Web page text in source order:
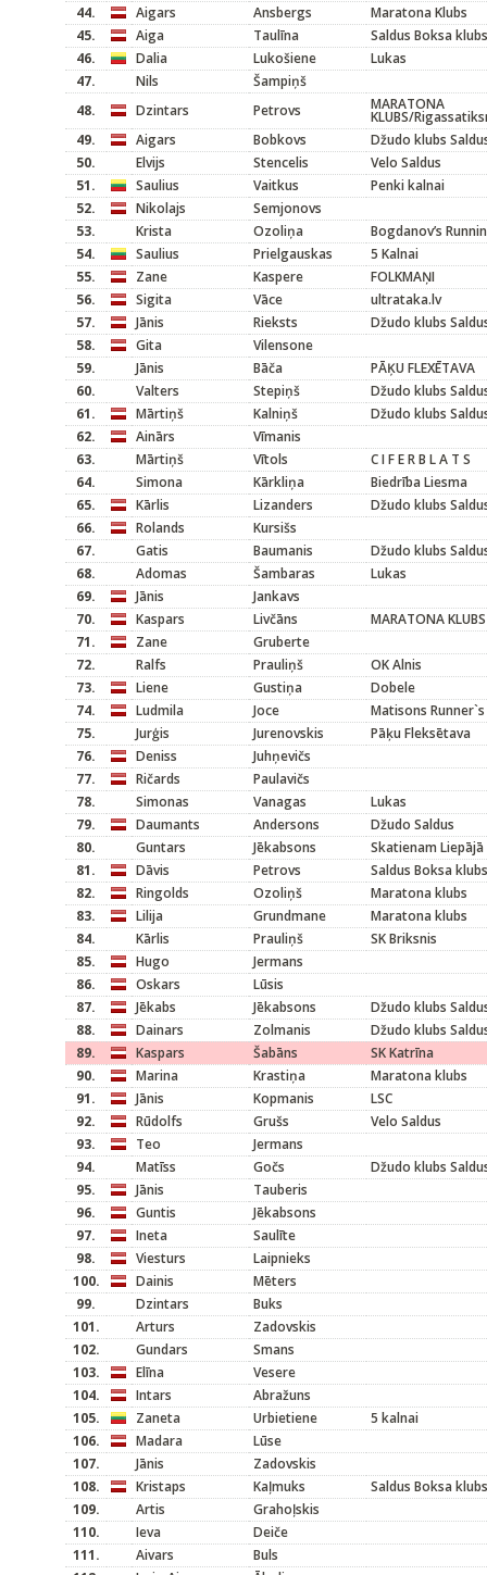
44.
Aigars Ansbergs
Maratona Klubs
45.
Aiga Taulīna
Saldus Boksa klubs
46.
Dalia Lukošiene
Lukas
47.
Nils
Šampiņš
48.
Dzintars Petrovs MARATONA
KLUBS/
49.
Aigars Bobkovs
Džudo klubs
50.
Elvijs Stencelis
Velo Saldus
51.
Saulius Vaitkus
Penki kalnai
52.
Nikolajs
Semjonovs
53.
Krista Ozoliņa
Bogdanov’s
54.
Saulius Prielgauskas
5 Kalnai
55.
Zane Kaspere
FOLKMAŅI
56.
Sigita Vāce
ultrataka.lv
57.
Jānis Rieksts
Džudo klubs
58.
Gita
Vilensone
59.
Jānis Bāča
PĀĶU FLEXĒTAVA
60.
Valters Stepiņš
Džudo klubs
61.
Mārtiņš Kalniņš
Džudo klubs
62.
Ainārs
Vīmanis
63.
Mārtiņš Vītols
C I F E R B L A T S
64.
Simona Kārkliņa
Biedrība Liesma
65.
Kārlis Lizanders
Džudo klubs
66.
Rolands
Kursišs
67.
Gatis Baumanis
Džudo klubs
68.
Adomas Šambaras
Lukas
69.
Jānis
Jankavs
70.
Kaspars Livčāns
MARATONA
71.
Zane
Gruberte
72.
Ralfs Prauliņš
OK Alnis
73.
Liene Gustiņa
Dobele
74.
Ludmila Joce
Matisons Runner`s
75.
Jurģis Jurenovskis
Pāķu Fleksētava
76.
Deniss
Juhņevičs
77.
Ričards
Paulavičs
78.
Simonas Vanagas
Lukas
79.
Daumants Andersons
Džudo Saldus
80.
Guntars Jēkabsons
Skatienam Liepājā
81.
Dāvis Petrovs
Saldus Boksa klubs
82.
Ringolds Ozoliņš
Maratona klubs
83.
Lilija Grundmane
Maratona klubs
84.
Kārlis Prauliņš
SK Briksnis
85.
Hugo
Jermans
86.
Oskars
Lūsis
87.
Jēkabs Jēkabsons
Džudo klubs
88.
Dainars Zolmanis
Džudo klubs
89.
Kaspars Šabāns
SK Katrīna
90.
Marina Krastiņa
Maratona klubs
91.
Jānis Kopmanis
LSC
92.
Rūdolfs Grušs
Velo Saldus
93.
Teo
Jermans
94.
Matīss Gočs
Džudo klubs
95.
Jānis
Tauberis
96.
Guntis
Jēkabsons
97.
Ineta
Saulīte
98.
Viesturs
Laipnieks
100.
Dainis
Mēters
99.
Dzintars
Buks
101.
Arturs
Zadovskis
102.
Gundars
Smans
103.
Elīna
Vesere
104.
Intars
Abražuns
105.
Zaneta Urbietiene
5 kalnai
106.
Madara
Lūse
107.
Jānis
Zadovskis
108.
Kristaps Kaļmuks
Saldus Boksa klubs
109.
Artis
Grahoļskis
110.
Ieva
Deiče
111.
Aivars
Buls